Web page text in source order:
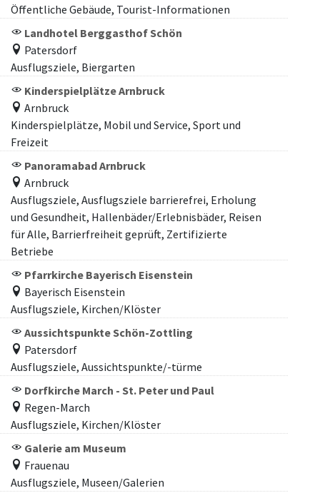
Öffentliche Gebäude, Tourist-Informationen
Landhotel Berggasthof Schön
Patersdorf
Ausflugsziele, Biergarten
Kinderspielplätze Arnbruck
Arnbruck
Kinderspielplätze, Mobil und Service, Sport und
Freizeit
Panoramabad Arnbruck
Arnbruck
Ausflugsziele, Ausflugsziele barrierefrei, Erholung
und Gesundheit, Hallenbäder/Erlebnisbäder, Reisen
für Alle, Barrierfreiheit geprüft, Zertifizierte
Betriebe
Pfarrkirche Bayerisch Eisenstein
Bayerisch Eisenstein
Ausflugsziele, Kirchen/Klöster
Aussichtspunkte Schön-Zottling
Patersdorf
Ausflugsziele, Aussichtspunkte/-türme
Dorfkirche March - St. Peter und Paul
Regen-March
Ausflugsziele, Kirchen/Klöster
Galerie am Museum
Frauenau
Ausflugsziele, Museen/Galerien